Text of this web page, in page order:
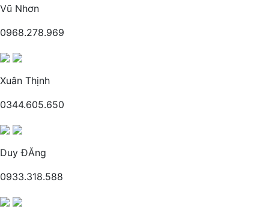
Vũ Nhơn
0968.278.969
Xuân Thịnh
0344.605.650
Duy ĐĂng
0933.318.588